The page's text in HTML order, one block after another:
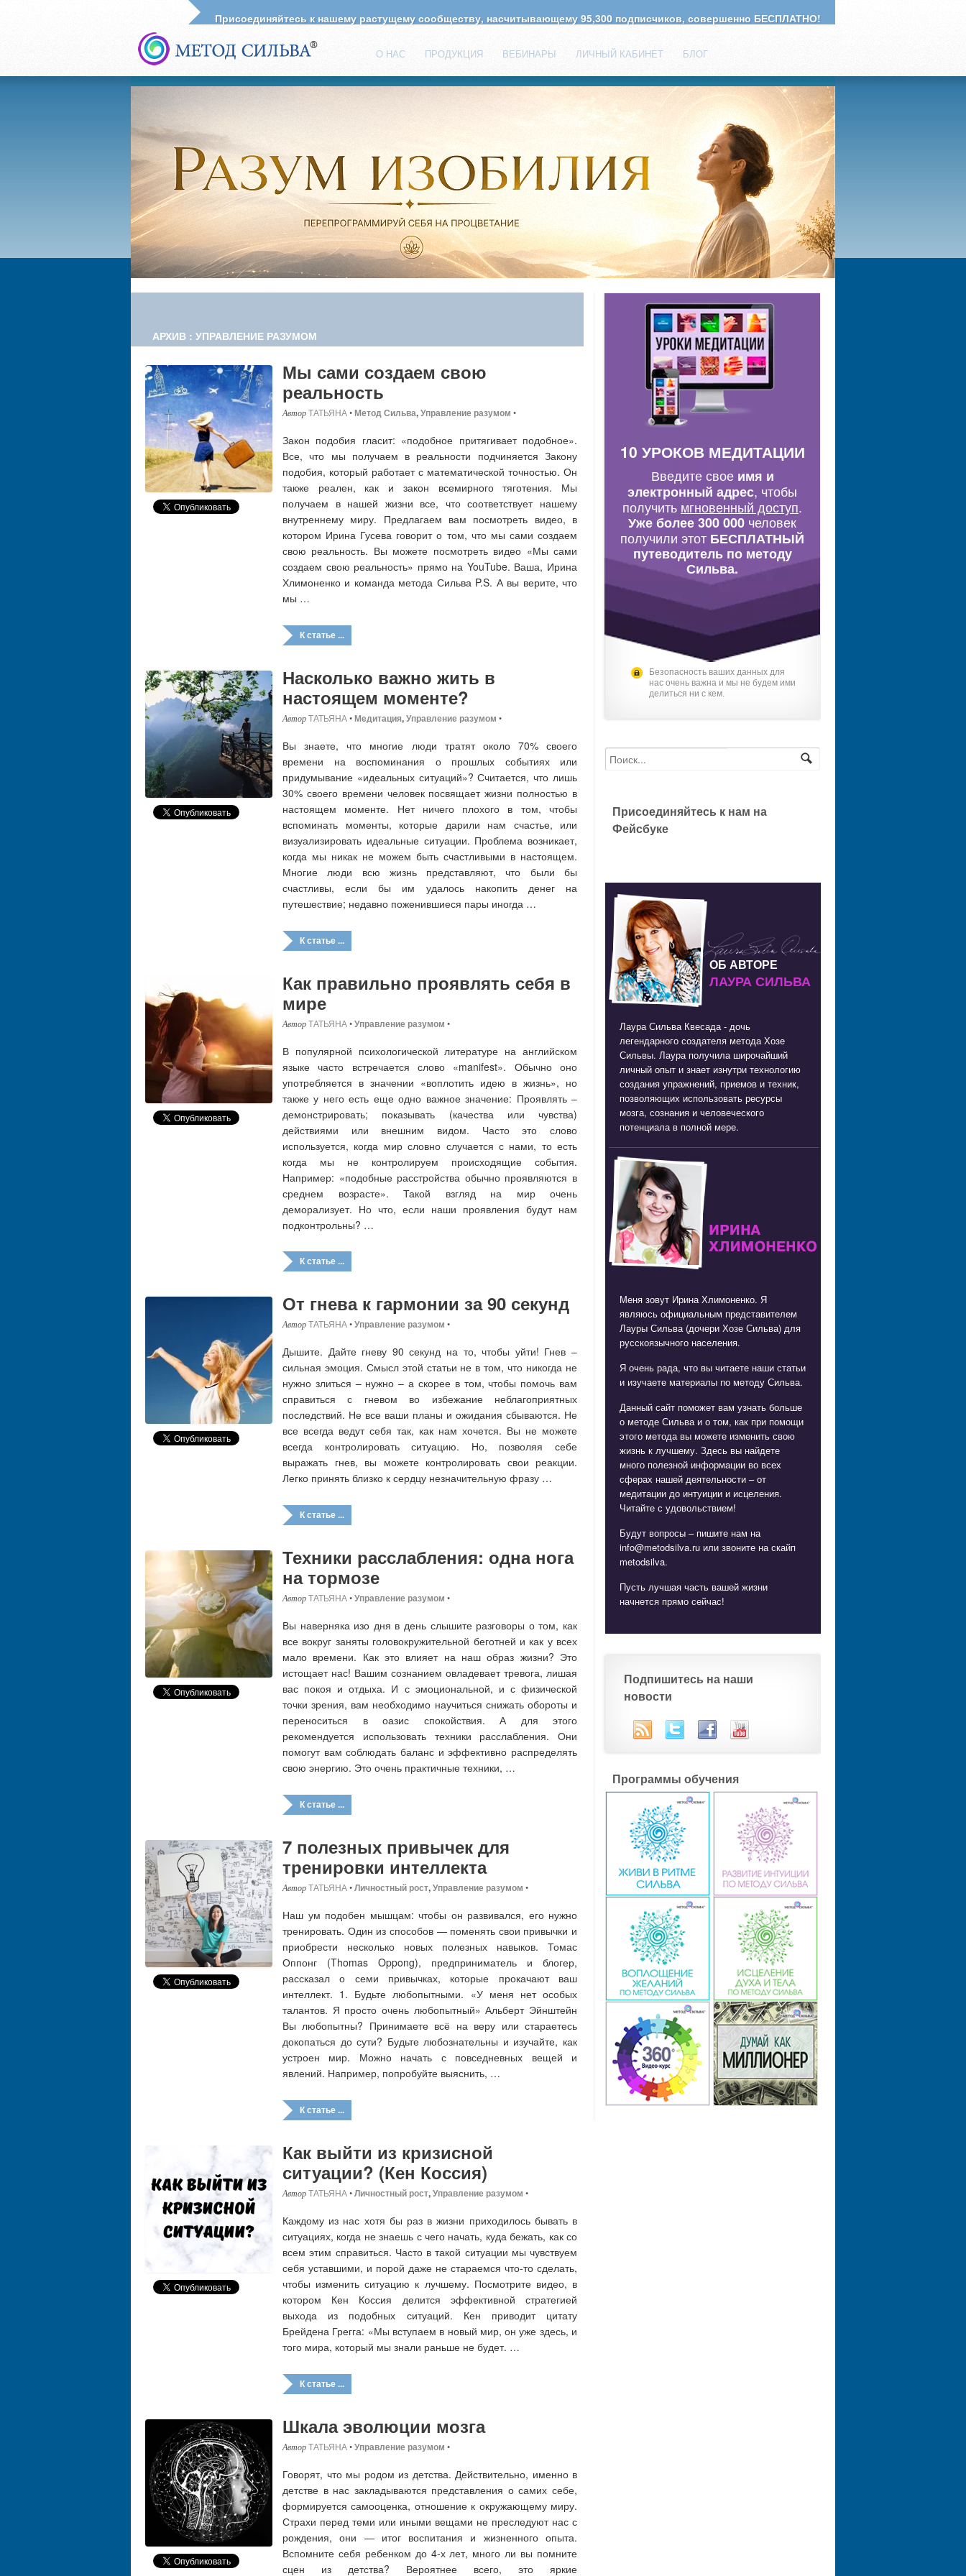
О НАС ПРОДУКЦИЯ ВЕБИНАРЫ ЛИЧНЫЙ КАБИНЕТ БЛОГ
Присоединяйтесь к нашему растущему сообществу, насчитывающему 95,300 подписчиков, совершенно БЕСПЛАТНО!
АРХИВ : УПРАВЛЕНИЕ РАЗУМОМ
Мы сами создаем свою
реальность
ТАТЬЯНА•Метод Сильва,Управление разумом •
Закон подобия гласит: «подобное притягивает подобное».
Все, что мы получаем в реальности подчиняется Закону
подобия, который работает с математической точностью. Он
также реален, как и закон всемирного тяготения. Мы
получаем в нашей жизни все, что соответствует нашему
внутреннему миру. Предлагаем вам посмотреть видео, в
котором Ирина Гусева говорит о том, что мы сами создаем
свою реальность. Вы можете посмотреть видео «Мы сами
создаем свою реальность» прямо на YouTube. Ваша, Ирина
Хлимоненко и команда метода Сильва P.S. А вы верите, что
мы …
К статье ...
Насколько важно жить в
настоящем моменте?
ТАТЬЯНА•Медитация,Управление разумом •
Вы знаете, что многие люди тратят около 70% своего
времени на воспоминания о прошлых событиях или
придумывание «идеальных ситуаций»? Считается, что лишь
30% своего времени человек посвящает жизни полностью в
настоящем моменте. Нет ничего плохого в том, чтобы
вспоминать моменты, которые дарили нам счастье, или
визуализировать идеальные ситуации. Проблема возникает,
когда мы никак не можем быть счастливыми в настоящем.
Многие люди всю жизнь представляют, что были бы
счастливы, если бы им удалось накопить денег на
путешествие; недавно поженившиеся пары иногда …
К статье ...
Как правильно проявлять себя в
мире
ТАТЬЯНА•Управление разумом •
В популярной психологической литературе на английском
языке часто встречается слово «manifest». Обычно оно
употребляется в значении «воплотить идею в жизнь», но
также у него есть еще одно важное значение: Проявлять –
демонстрировать; показывать (качества или чувства)
действиями или внешним видом. Часто это слово
используется, когда мир словно случается с нами, то есть
когда мы не контролируем происходящие события.
Например: «подобные расстройства обычно проявляются в
среднем возрасте». Такой взгляд на мир очень
деморализует. Но что, если наши проявления будут нам
подконтрольны? …
К статье ...
От гнева к гармонии за 90 секунд
ТАТЬЯНА•Управление разумом •
Дышите. Дайте гневу 90 секунд на то, чтобы уйти! Гнев –
сильная эмоция. Смысл этой статьи не в том, что никогда не
нужно злиться – нужно – а скорее в том, чтобы помочь вам
справиться с гневом во избежание неблагоприятных
последствий. Не все ваши планы и ожидания сбываются. Не
все всегда ведут себя так, как нам хочется. Вы не можете
всегда контролировать ситуацию. Но, позволяя себе
выражать гнев, вы можете контролировать свои реакции.
Легко принять близко к сердцу незначительную фразу …
К статье ...
Техники расслабления: одна нога
на тормозе
ТАТЬЯНА•Управление разумом •
Вы наверняка изо дня в день слышите разговоры о том, как
все вокруг заняты головокружительной беготней и как у всех
мало времени. Как это влияет на наш образ жизни? Это
истощает нас! Вашим сознанием овладевает тревога, лишая
вас покоя и отдыха. И с эмоциональной, и с физической
точки зрения, вам необходимо научиться снижать обороты и
переноситься в оазис спокойствия. А для этого
рекомендуется использовать техники расслабления. Они
помогут вам соблюдать баланс и эффективно распределять
свою энергию. Это очень практичные техники, …
К статье ...
7 полезных привычек для
тренировки интеллекта
ТАТЬЯНА•Личностный рост,Управление разумом •
Наш ум подобен мышцам: чтобы он развивался, его нужно
тренировать. Один из способов — поменять свои привычки и
приобрести несколько новых полезных навыков. Томас
Оппонг (Thomas Oppong), предприниматель и блогер,
рассказал о семи привычках, которые прокачают ваш
интеллект. 1. Будьте любопытными. «У меня нет особых
талантов. Я просто очень любопытный» Альберт Эйнштейн
Вы любопытны? Принимаете всё на веру или стараетесь
докопаться до сути? Будьте любознательны и изучайте, как
устроен мир. Можно начать с повседневных вещей и
явлений. Например, попробуйте выяснить, …
К статье ...
Как выйти из кризисной
ситуации? (Кен Коссия)
ТАТЬЯНА•Личностный рост,Управление разумом •
Каждому из нас хотя бы раз в жизни приходилось бывать в
ситуациях, когда не знаешь с чего начать, куда бежать, как со
всем этим справиться. Часто в такой ситуации мы чувствуем
себя уставшими, и порой даже не стараемся что-то сделать,
чтобы изменить ситуацию к лучшему. Посмотрите видео, в
котором Кен Коссия делится эффективной стратегией
выхода из подобных ситуаций. Кен приводит цитату
Брейдена Грегга: «Мы вступаем в новый мир, он уже здесь, и
того мира, который мы знали раньше не будет. …
К статье ...
Шкала эволюции мозга
ТАТЬЯНА•Управление разумом •
Говорят, что мы родом из детства. Действительно, именно в
детстве в нас закладываются представления о самих себе,
формируется самооценка, отношение к окружающему миру.
Страхи перед теми или иными вещами не преследуют нас с
рождения, они — итог воспитания и жизненного опыта.
Вспомните себя ребенком до 4-х лет, много ли вы помните
сцен из детства? Вероятнее всего, это яркие
10 УРОКОВ МЕДИТАЦИИ
Введите свое имя и
электронный адрес, чтобы
получить мгновенный доступ.
Уже более 300 000 человек
получили этот БЕСПЛАТНЫЙ
путеводитель по методу
Сильва.
Безопасность ваших данных для
нас очень важна и мы не будем ими
делиться ни с кем.
Присоединяйтесь к нам на
Фейсбуке
ОБ АВТОРЕ
ЛАУРА СИЛЬВА
Лаура Сильва Квесада - дочь
легендарного создателя метода Хозе
Сильвы. Лаура получила широчайший
личный опыт и знает изнутри технологию
создания упражнений, приемов и техник,
позволяющих использовать ресурсы
мозга, сознания и человеческого
потенциала в полной мере.
Меня зовут Ирина Хлимоненко. Я
являюсь официальным представителем
Лауры Сильва (дочери Хозе Сильва) для
русскоязычного населения.
Я очень рада, что вы читаете наши статьи
и изучаете материалы по методу Сильва.
Данный сайт поможет вам узнать больше
о методе Сильва и о том, как при помощи
этого метода вы можете изменить свою
жизнь к лучшему. Здесь вы найдете
много полезной информации во всех
сферах нашей деятельности – от
медитации до интуиции и исцеления.
Читайте с удовольствием!
Будут вопросы – пишите нам на
info@metodsilva.ru или звоните на скайп
metodsilva.
Пусть лучшая часть вашей жизни
начнется прямо сейчас!
Подпишитесь на наши
новости
Программы обучения